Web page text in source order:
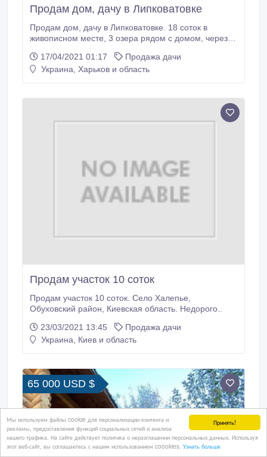
Принять!
Мы используем файлы cookie для персонализации контента и
рекламы, предоставления функций социальных сетей и анализа
нашего трафика. На сайте действует политика о неразглашении персональных данных. Используя
этот веб-сайт, вы соглашаетесь с нашим использованием coookies. Узнать больше
Продам дом, дачу в Липковатовке
Продам дом, дачу в Липковатовке. 18 соток в
живописном месте, 3 озера рядом с домом, через
инфраструктурой.Окна выходят с видом на озеро.
До электрички 10 мин. спокойным шагом, в посёлке
17/04/2021 01:17
Продажа дачи
Украина, Харьков и область
Продам участок 10 соток
Продам участок 10 соток. Село Халепье,
Обуховский район, Киевская область. Недорого..
23/03/2021 13:45
Продажа дачи
Украина, Киев и область
65 000 USD $